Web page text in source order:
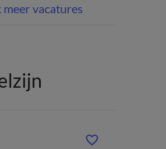
meer vacatures